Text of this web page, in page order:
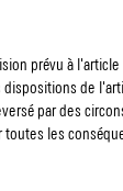
prévu à
de
par des
les